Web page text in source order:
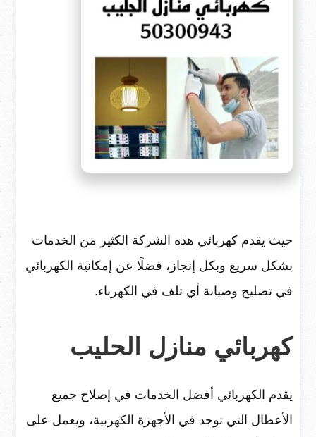
حيث يقدم كهربائي هذه الشركة الكثير من الخدمات
بشكل سريع وبكل إنجاز، فضلًا عن إمكانية الكهربائي
في تصليح وصيانة أي تلف في الكهرباء.
كهربائي منازل الحليب
يقدم الكهربائي أفضل الخدمات في إصلاح جميع
الأعطال التي توجد في الأجهزة الكهربية، ويعمل على